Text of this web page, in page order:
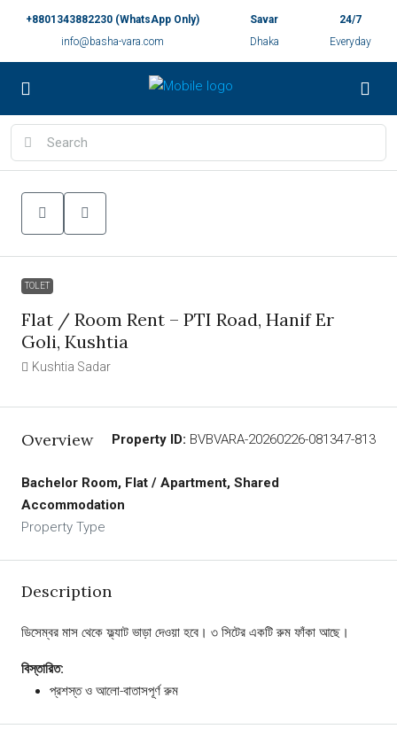
+8801343882230 (WhatsApp Only)
info@basha-vara.com
Savar
Dhaka
24/7
Everyday
TOLET
Flat / Room Rent – PTI Road, Hanif Er
Goli, Kushtia
Kushtia Sadar
Overview Property ID: BVBVARA-20260226-081347-813
Bachelor Room, Flat / Apartment, Shared
Accommodation
Property Type
Description
ডিসেম্বর মাস থেকে ফ্ল্যাট ভাড়া দেওয়া হবে। ৩ সিটের একটি রুম ফাঁকা আছে।
বিস্তারিত:
প্রশস্ত ও আলো-বাতাসপূর্ণ রুম